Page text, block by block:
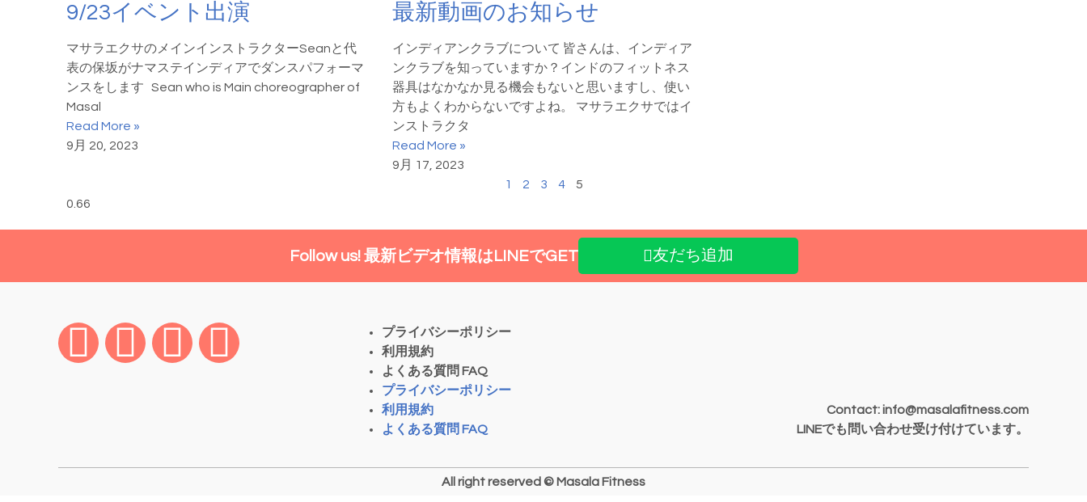
9/23イベント出演
マサラエクサのメインインストラクターSeanと代
表の保坂がナマステインディアでダンスパフォーマ
ンスをします Sean who is Main choreographer of
Masal
Read More »
9月 20, 2023
最新動画のお知らせ
インディアンクラブについて 皆さんは、インディア
ンクラブを知っていますか？インドのフィットネス
器具はなかなか見る機会もないと思いますし、使い
方もよくわからないですよね。 マサラエクサではイ
ンストラクタ
Read More »
9月 17, 2023
1
2 3 4 5
友だち追加
Follow us! 最新ビデオ情報はLINEでGET
プライバシーポリシー
利用規約
よくある質問 FAQ
プライバシーポリシー
利用規約
よくある質問 FAQ
Contact: info@masalafitness.com
LINEでも問い合わせ受け付けています。
All right reserved © Masala Fitness